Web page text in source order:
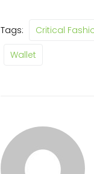
Tags: Critical
Wallet